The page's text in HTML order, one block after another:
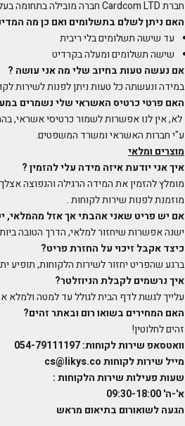
חברת Cardcom LTD חברה מובילה בתחומה בעלת אישורים מכל חברות האשראי המובילות בעולם.
האם ניתן לשלם בתשלומים ואם כן מה
עד שישה תשלומים בלי ריבית
שישה תשלומים ומעלה בקרדיט
אם נעשה טעות בחיוב שלי מה אני עושה ?
במידה ונעשתה כל טעות ניתן לפנות לשירות
האם פרטי כרטיס האשראי שלי נשמרים
לא, אין לנו אפשרות לשמור כרטיסי אשראי,
ע"י חברות האשראי ומשרד המשפטים.
מוצרים ומלאי
איך אני יודעת איזה מידה עלי להזמין?
מומלץ להזמין את המידה הרגילה והנפוצה
מוזמנת לפנות שירות לקוחות .
אם יש פריט שאני אהבתי אך אזל מהמלאי,
ישנה אפשרות שיחזור למלאי, הדרך הטובה
כיצד אקבל זיכוי על החזרת פריט?
ברגע שהפריט יחזור לשירות הלקוחות, תופיע
איך נרשמים לקבלת הניוזלטר?
עלייך לגשת לדף הבית לגולל עד למטה ולמלא
האם המחירים בשואו רום ובאתר זהים?
זהים לחלוטין!
וואטסאפ שירות לקוחות: 054-79111197
מייל שירות לקוחות cs@likys.co
שעות פעילות שירות הלקוחות:
א'-ה' 09:30-18:00
הגעה לשואורום בתיאום מראש